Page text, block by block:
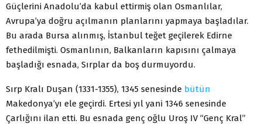
Güçlerini Anadolu’da kabul ettirmiş olan Osmanlılar,
Avrupa’ya doğru açılmanın planlarını yapmaya başladılar.
Bu arada Bursa alınmış, İstanbul teğet geçilerek Edirne
fethedilmişti. Osmanlının, Balkanların kapısını çalmaya
başladığı esnada, Sırplar da boş durmuyordu.
Sırp Kralı Duşan (1331-1355), 1345 senesinde bütün
Makedonya’yı ele geçirdi. Ertesi yıl yani 1346 senesinde
Çarlığını ilan etti. Bu esnada genç oğlu Uroş IV “Genç Kral”